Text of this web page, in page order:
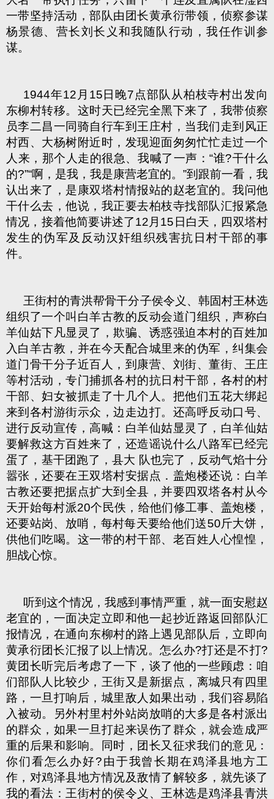
一带坚持活动，部队由团长黄承衍带领，侦察参谋
杨景德、营长刘长义和我随队行动，我任作训参
谋。
1944年12月15日晚7点部队从柏枝寺村出发向
东柳村转移。这时天已经完全黑下来了，我带侦察
员李二昌一同骑自行车到王庄村，当我们走到风正
村西、大杨树附近时，发现迎面匆匆忙忙走过一个
人来，那个人走的很急、我喊了一声：“谁?干什么
的?”“啊，是我，我是康营老宜的。”到跟前一看，我
认出来了，是康双塔村情报站的赵老宜的。我问他
干什么去，他说，我正要去柏枝寺找部队汇报紧急
情况，接着他简要讲述了12月15日白天，四双塔村
发生的伪军及反动汉奸组织残害抗日村干部的事
件。
王街村的青洪帮骨干分子侯令义、韩固村王林选
组织了一个叫白羊古教的反动会道门组织，声称白
羊仙姑下凡显灵了，欺骗、诱惑强迫本村的百姓加
入白羊古教，并在今天配合城里来的伪军，纠集会
道门骨干分子近百人，到康营、刘街、董街、王庄
等村活动，专门捕抓各村的抗日村干部，各村的村
干部、妇女被抓走了十几个人。把他们五花大绑起
来到各村游街示众，边走边打。还高呼反动口号、
进行反动宣传，高喊：白羊仙姑显灵了，白羊仙姑
要解救这方百姓来了，还造谣说什么八路军已经完
蛋了，基干团跑了，县大 队也完了，反动气焰十分
嚣张，还要在王双塔村安据点．盖炮楼还说：白羊
古教还要把据点扩大到全县，并要四双塔各村从今
天开始每村派20个民佚，给他们修工事、盖炮楼，
还要站岗、放哨，每村每天要给他们送50斤大饼，
供他们吃喝。这一带的村干部、老百姓人心惶惶，
胆战心惊。
听到这个情况，我感到事情严重，就一面安慰赵
老宜的，一面决定立即和他一起抄近路返回部队汇
报情况，在通向东柳村的路上遇见部队后，立即向
黄承衍团长汇报了以上情况。怎么办?打还是不打?
黄团长听完后考虑了一下，谈了他的一些顾虑：咱
们部队人比较少，王街又是新据点，离城只有四里
路，一旦打响后，城里敌人如果出动，我们容易陷
入被动。另外村里村外站岗放哨的大多是各村派出
的群众，如果一旦打起来误伤了群众，就会造成严
重的后果和影响。同时，团长又征求我们的意见：
你们看怎么办好?由于我曾长期在鸡泽县地方工
作，对鸡泽县地方情况及敌情了解较多，就先谈了
我的看法：王街村的侯令义、王林选是鸡泽县青洪